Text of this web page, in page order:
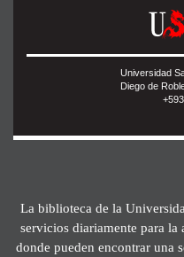
Universidad
Diego de
La biblioteca de la
servicios diariamente para la
donde pueden encontrar una